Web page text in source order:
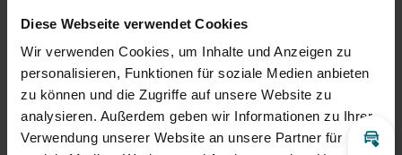
Diese Webseite verwendet Cookies
Wir verwenden Cookies, um Inhalte und Anzeigen zu
personalisieren, Funktionen für soziale Medien anbieten
zu können und die Zugriffe auf unsere Website zu
analysieren. Außerdem geben wir Informationen zu Ihrer
Verwendung unserer Website an unsere Partner für
und verarbeitet werden dürfen. Zudem
gebe ich meine Zustimmung über die
angegebenen Möglichkeiten kontaktiert zu
werden.*